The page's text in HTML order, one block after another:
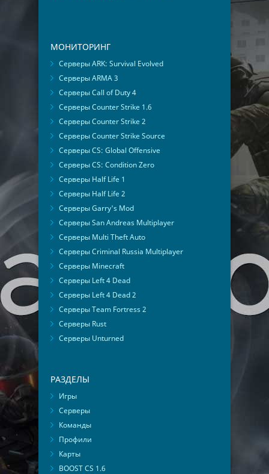
МОНИТОРИНГ
Серверы ARK: Survival Evolved
Серверы ARMA 3
Серверы Call of Duty 4
Серверы Counter Strike 1.6
Серверы Counter Strike 2
Серверы Counter Strike Source
Серверы CS: Global Offensive
Серверы CS: Condition Zero
Серверы Half Life 1
Серверы Half Life 2
Серверы Garry's Mod
Серверы San Andreas Multiplayer
Серверы Multi Theft Auto
Серверы Criminal Russia Multiplayer
Серверы Minecraft
Серверы Left 4 Dead
Серверы Left 4 Dead 2
Серверы Team Fortress 2
Серверы Rust
Серверы Unturned
РАЗДЕЛЫ
Игры
Серверы
Команды
Профили
Карты
BOOST CS 1.6